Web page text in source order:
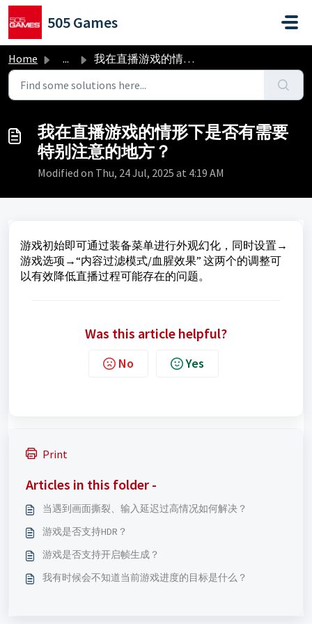
Skip to main content
505 Games
Home ... 我在直播游戏的情形下是否有需要特别注意的地方？
我在直播游戏的情形下是否有需要
特别注意的地方？
Modified on Thu, 24 Jul, 2025 at 4:19 AM
游戏初始即可通过装备菜单进行外观幻化，同时设置→
游戏选项→“内容过滤模式/血腥效果” 这两个的调整可
以有效降低直播过程可能存在的问题。
Was this article helpful?
No Yes
Print
Articles in this folder -
当遇到画面撕裂、输入延迟过高情况如何解决？
游戏是否支持HDR？
游戏是否支持开启帧生成？
我有时候会不知道当前游戏进度的目标是什么？